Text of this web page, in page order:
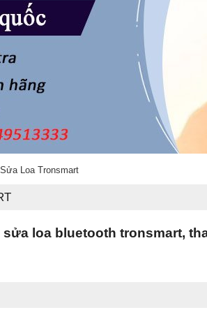
Sửa Loa Tronsmart
loa bluetooth tronsmart,